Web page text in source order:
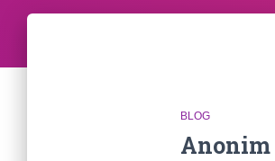
BLOG
Anonim